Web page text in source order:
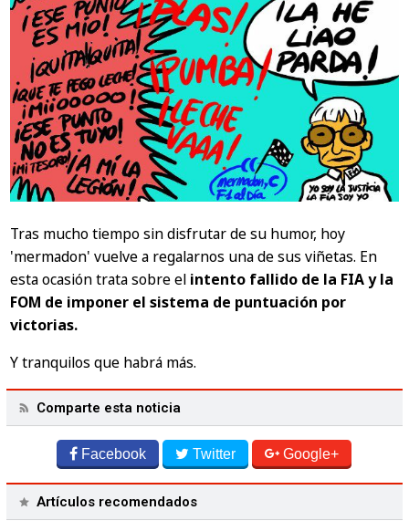
Tras mucho tiempo sin disfrutar de su humor, hoy
'mermadon' vuelve a regalarnos una de sus viñetas. En
esta ocasión trata sobre el intento fallido de la FIA y la
FOM de imponer el sistema de puntuación por
victorias.
Y tranquilos que habrá más.
Comparte esta noticia
Facebook Twitter Google+
Artículos recomendados